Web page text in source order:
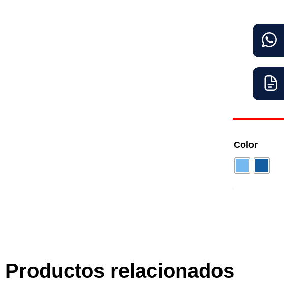
Color
CAMISA
LARGA
Productos relacionados